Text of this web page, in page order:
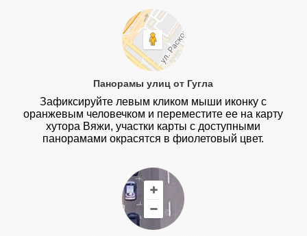
Панорамы улиц от Гугла
Зафиксируйте левым кликом мыши иконку с
оранжевым человечком и переместите ее на карту
хутора Вяжи, участки карты с доступными
панорамами окрасятся в фиолетовый цвет.